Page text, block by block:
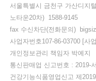
서울특별시 금천구 가산디지
노타운20차) 1588-9145
fax 수신차단(전화문의)
사업자번호107-86-03700 [사
개인정보관리 책임자 박예지
통신판매업 신고번호 : 2019-
건강기능식품영업신고 제